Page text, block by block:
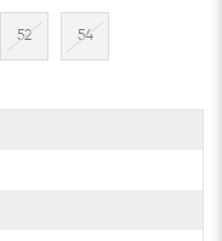
52 54